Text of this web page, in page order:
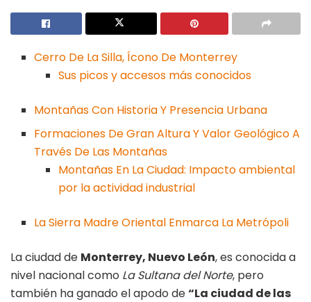
Cerro De La Silla, Ícono De Monterrey
Sus picos y accesos más conocidos
Montañas Con Historia Y Presencia Urbana
Formaciones De Gran Altura Y Valor Geológico A
Través De Las Montañas
Montañas En La Ciudad: Impacto ambiental
por la actividad industrial
La Sierra Madre Oriental Enmarca La Metrópoli
La ciudad de Monterrey, Nuevo León, es conocida a
nivel nacional como La Sultana del Norte, pero
también ha ganado el apodo de“La ciudad de las